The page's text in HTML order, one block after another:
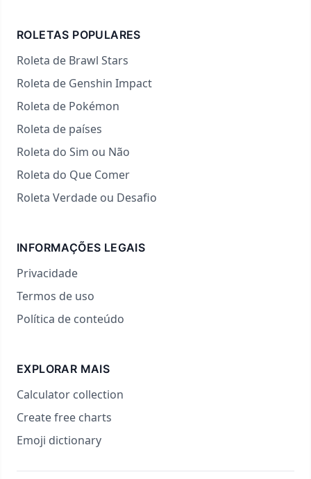
ROLETAS POPULARES
Roleta de Brawl Stars
Roleta de Genshin Impact
Roleta de Pokémon
Roleta de países
Roleta do Sim ou Não
Roleta do Que Comer
Roleta Verdade ou Desafio
INFORMAÇÕES LEGAIS
Privacidade
Termos de uso
Política de conteúdo
EXPLORAR MAIS
Calculator collection
Create free charts
Emoji dictionary